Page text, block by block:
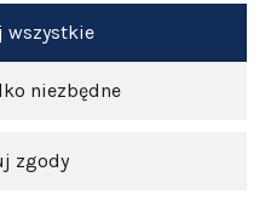
niezbędne
zgody
wszystkie